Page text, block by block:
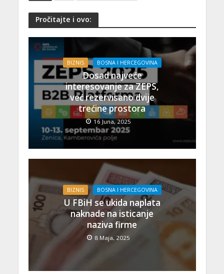
Pročitajte i ovo:
BIZNIS BOSNA I HERCEGOVINA
Dosad najveće
interesovanje za ZEPS,
već rezervisano dvije
trećine prostora
16 Juna, 2025
BIZNIS BOSNA I HERCEGOVINA
U FBiH se ukida naplata
naknade na isticanje
naziva firme
8 Maja, 2025